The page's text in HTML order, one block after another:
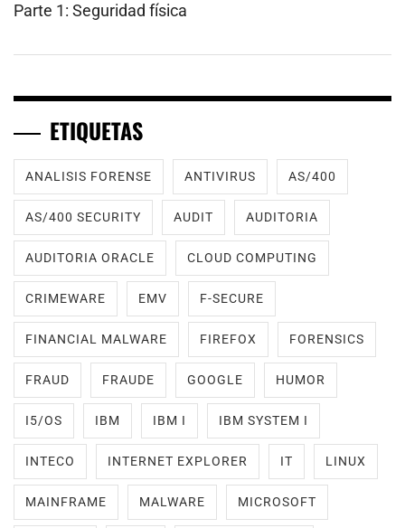
Parte 1: Seguridad física
ETIQUETAS
ANALISIS FORENSE ANTIVIRUS AS/400
AS/400 SECURITY AUDIT AUDITORIA
AUDITORIA ORACLE CLOUD COMPUTING
CRIMEWARE EMV F-SECURE
FINANCIAL MALWARE FIREFOX FORENSICS
FRAUD FRAUDE GOOGLE HUMOR
I5/OS IBM IBM I IBM SYSTEM I
INTECO INTERNET EXPLORER IT LINUX
MAINFRAME MALWARE MICROSOFT